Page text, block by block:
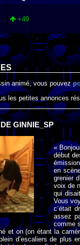
+49
animé, vous pouvez
les petites annonces
GINNIE_SP
«
début
en
grenier
voix de
qui
Vous
c’était
assez
comme
et on (on étant la
d’escaliers de plus